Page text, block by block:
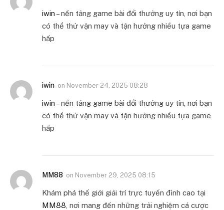
iwin – nền tảng game bài đổi thưởng uy tín, nơi bạn
có thể thử vận may và tận hưởng nhiều tựa game
hấp
iwin on November 24, 2025 08:28
iwin – nền tảng game bài đổi thưởng uy tín, nơi bạn
có thể thử vận may và tận hưởng nhiều tựa game
hấp
MM88 on November 29, 2025 08:15
Khám phá thế giới giải trí trực tuyến đỉnh cao tại
MM88 , nơi mang đến những trải nghiệm cá cược